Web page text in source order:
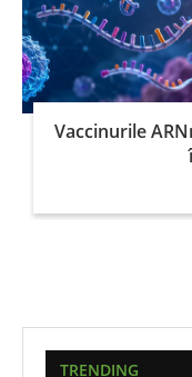
Vaccinurile
TRENDING